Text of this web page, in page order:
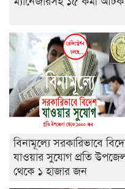
নেতৃত্ব ইসতিয়াক-মাহফুজ
ডাকসুতে শিবিরের
রাজশাহীতে ট্রাকচাপায়
শেষ সময়ে ভোট
বিনামূল্যে সরকারিভাবে
যাওয়ার সুযোগ প্রতি
থেকে ১ হাজার জন